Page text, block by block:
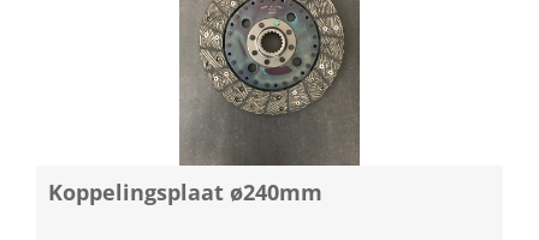
Koppelingsplaat ø240mm